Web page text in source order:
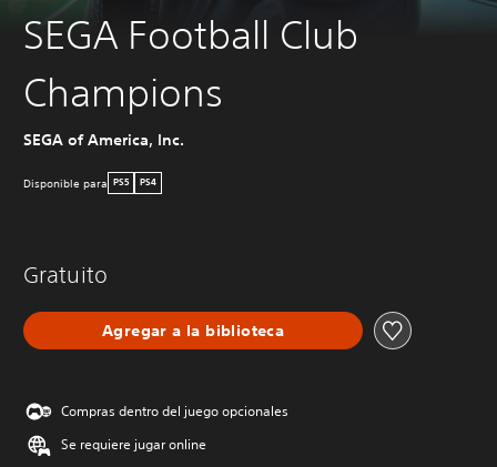
SEGA Football Club
Champions
SEGA of America, Inc.
Disponible para PS5 PS4
Gratuito
Agregar a la biblioteca
Compras dentro del juego opcionales
Se requiere jugar online